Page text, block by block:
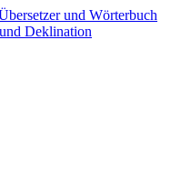
und Deklination